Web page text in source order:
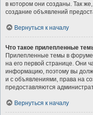
в котором они созданы. Так
создание объявлений
Вернуться к началу
Что такое прилепленные
Прилепленные темы в форуме
на его первой странице. Они
информацию, поэтому вы
и с объявлениями, права на
предоставляются
Вернуться к началу